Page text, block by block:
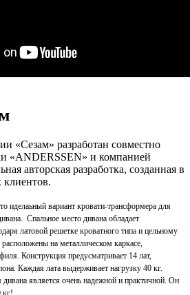
«Сезам» разработан совместно
«ANDERSSEN» и компанией
авторская разработка, созданная в
клиентов.
иделаьный вариант кровати-трансформера для
Спальное место дивана обладает
латовой решетке кроватного типа и цельному
на металлическом каркасе,
Конструкция предусматривает 14 лат,
Каждая лата выдерживает нагрузку 40 кг.
является очень надежной и практичной. Он
кг!